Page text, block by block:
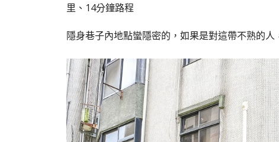
里、14分鐘路程
隱身巷子內地點蠻隱密的，如果是對這帶不熟的